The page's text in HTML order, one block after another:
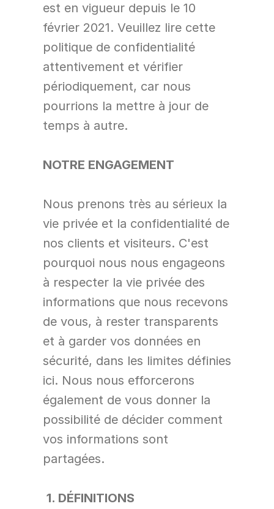
est en vigueur depuis le 10
février 2021. Veuillez lire cette
politique de confidentialité
attentivement et vérifier
périodiquement, car nous
pourrions la mettre à jour de
temps à autre.
NOTRE ENGAGEMENT
Nous prenons très au sérieux la
vie privée et la confidentialité de
nos clients et visiteurs. C'est
pourquoi nous nous engageons
à respecter la vie privée des
informations que nous recevons
de vous, à rester transparents
et à garder vos données en
sécurité, dans les limites définies
ici. Nous nous efforcerons
également de vous donner la
possibilité de décider comment
vos informations sont
partagées.
1. DÉFINITIONS